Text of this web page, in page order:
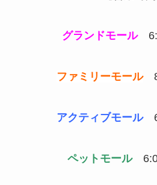
グランドモール
ファミリーモール
アクティブモール
ペットモール